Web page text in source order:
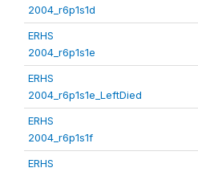
2004_r6p1s1d
ERHS
2004_r6p1s1e
ERHS
2004_r6p1s1e_LeftDied
ERHS
2004_r6p1s1f
ERHS